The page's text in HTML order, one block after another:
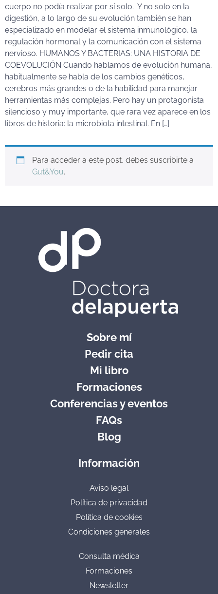
cuerpo no podía realizar por sí solo. Y no solo en la
digestión, a lo largo de su evolución también se han
especializado en modelar el sistema inmunológico, la
regulación hormonal y la comunicación con el sistema
nervioso. HUMANOS Y BACTERIAS: UNA HISTORIA DE
COEVOLUCIÓN Cuando hablamos de evolución humana,
habitualmente se habla de los cambios genéticos,
cerebros más grandes o de la habilidad para manejar
herramientas más complejas. Pero hay un protagonista
silencioso y muy importante, que rara vez aparece en los
libros de historia: la microbiota intestinal. En […]
Para acceder a este post, debes suscribirte a
Gut&You.
Sobre mí
Pedir cita
Mi libro
Formaciones
Conferencias y eventos
FAQs
Blog
Información
Aviso legal
Política de privacidad
Política de cookies
Condiciones generales
Consulta médica
Formaciones
Newsletter